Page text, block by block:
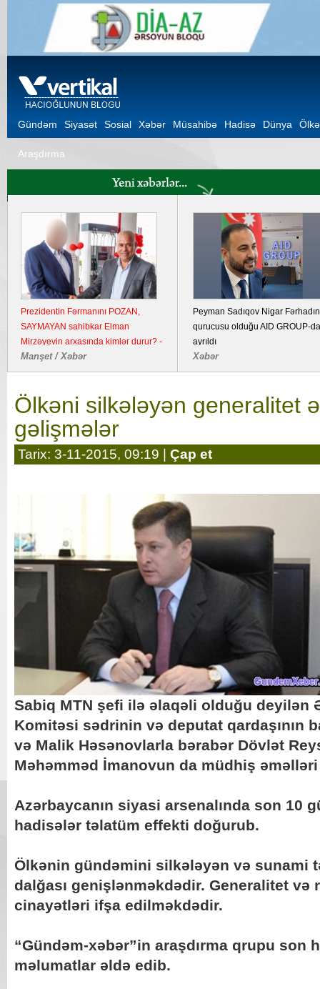
Gündəm Siyasət Sosial Xəbər Müsahibə Hadisə Dünya Ölkə
Araşdırma
Ukrayna Krımda iki hərbi aerodromu
bombalayıb, "Pantsir" sistemi məhv
edilib
Dünya / Hadisə
Şuşa Bəyannaməsinin
imzalanmasından beş il ötür
Xəbər
Ölkəni silkələyən generalitet
gəlişmələr
Tarix: 3-11-2015, 09:19 | Çap et
Sabiq MTN şefi ilə əlaqəli olduğu deyilən
Komitəsi sədrinin və deputat qardaşının
və Malik Həsənovlarla bərabər Dövlət
Məhəmməd İmanovun da müdhiş
Azərbaycanın siyasi arsenalında son 10
hadisələr təlatüm effekti doğurub.
Ölkənin gündəmini silkələyən və sunami
dalğası genişlənməkdədir. Generalitet
cinayətləri ifşa edilməkdədir.
“Gündəm-xəbər”in araşdırma qrupu son
məlumatlar əldə edib.